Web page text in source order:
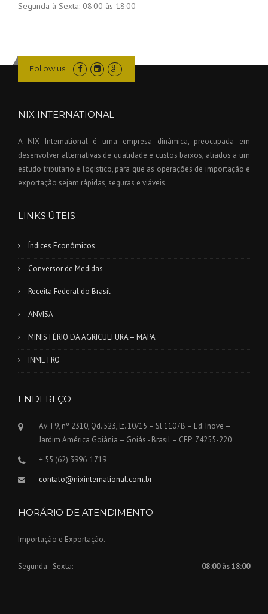
Segunda à Sexta: 08:00 às 18:00
Follow us
NIX INTERNATIONAL
A NIX International é uma empresa dinâmica, preocupada em
desenvolver alternativas de qualidade e custos baixos, aliados a um
estudo tributário e logístico, para que as operações de importação e
exportação sejam rápidas, seguras e viáveis.
LINKS ÚTEIS
Índices Econômicos
Conversor de Medidas
Receita Federal do Brasil
ANVISA
MINISTÉRIO DA AGRICULTURA – MAPA
INMETRO
ENDEREÇO
Av T9, nº 2310, Qd. 523, Lt. 10/15 – Sl 1107B – Ed. Inove –
Jardim América Goiânia – Goiás - Brasil – CEP: 74255-220
+ 55 (62) 3996-1719
contato@nixinternational.com.br
HORÁRIO DE ATENDIMENTO
Importação e Exportação.
Segunda - Sexta: 08:00 às 18:00